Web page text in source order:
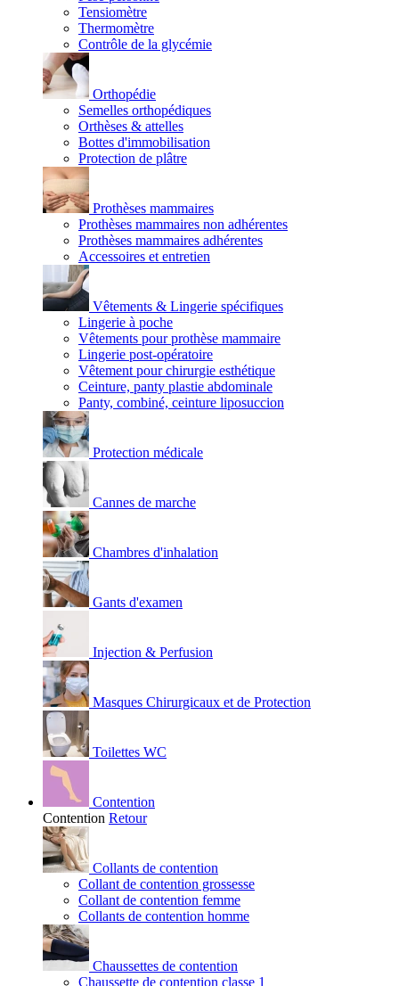
Tensiomètre
Thermomètre
Contrôle de la glycémie
Orthopédie
Semelles orthopédiques
Orthèses & attelles
Bottes d'immobilisation
Protection de plâtre
Prothèses mammaires
Prothèses mammaires non adhérentes
Prothèses mammaires adhérentes
Accessoires et entretien
Vêtements & Lingerie spécifiques
Lingerie à poche
Vêtements pour prothèse mammaire
Lingerie post-opératoire
Vêtement pour chirurgie esthétique
Ceinture, panty plastie abdominale
Panty, combiné, ceinture liposuccion
Protection médicale
Cannes de marche
Chambres d'inhalation
Gants d'examen
Injection & Perfusion
Masques Chirurgicaux et de Protection
Toilettes WC
Contention
Contention Retour
Collants de contention
Collant de contention grossesse
Collant de contention femme
Collants de contention homme
Chaussettes de contention
Chaussette de contention classe 1